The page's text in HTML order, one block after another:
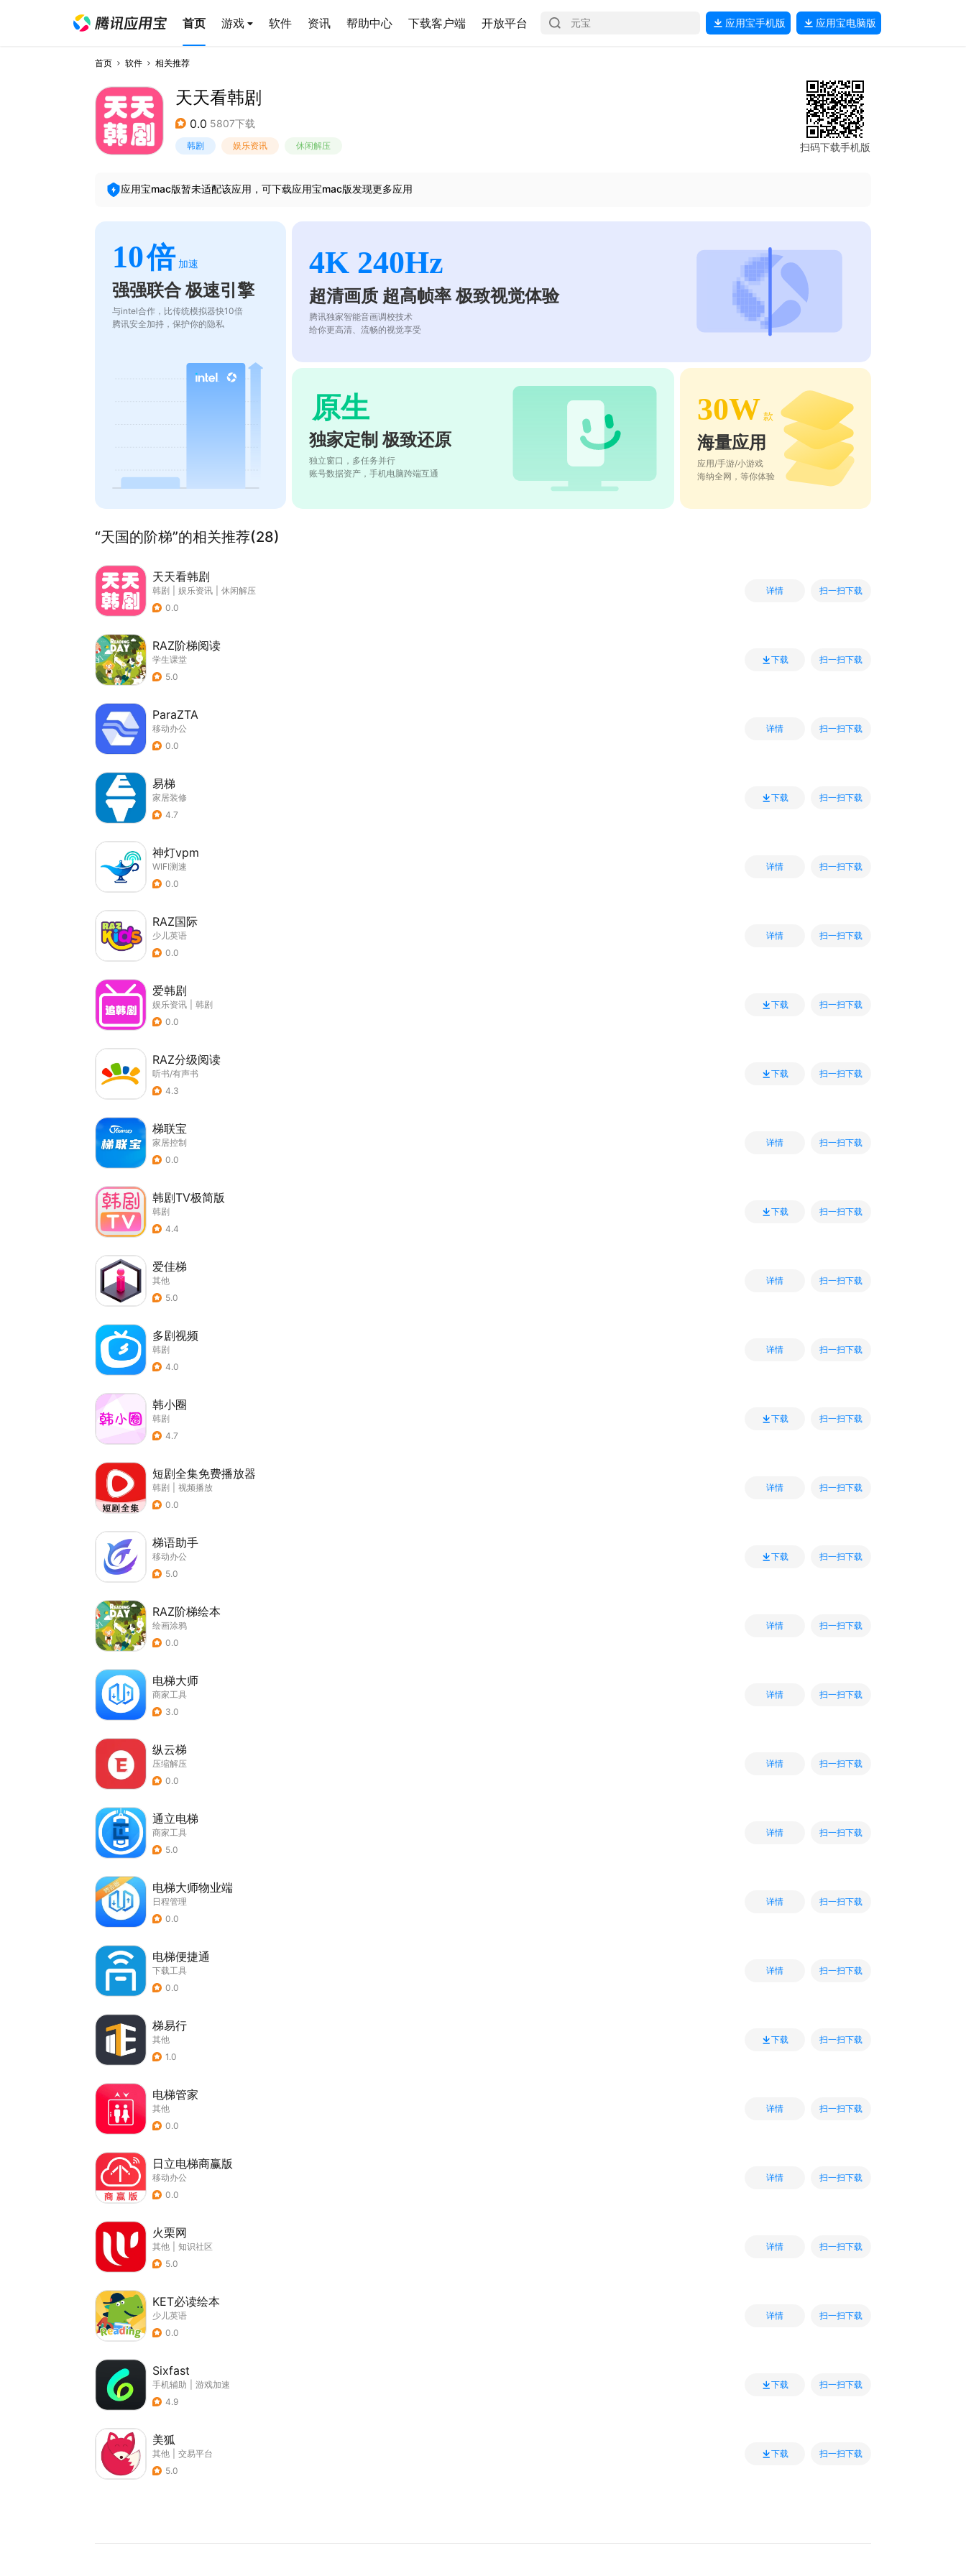
首页 游戏 软件 资讯 帮助中心 下载客户端 开放平台 应用宝手机版 应用宝电脑版
首页 软件 相关推荐
天天看韩剧
0.0 5807下载
韩剧 娱乐资讯 休闲解压 扫码下载手机版
应用宝mac版暂未适配该应用，可下载应用宝mac版发现更多应用
10倍 加速
强强联合 极速引擎
与intel合作，比传统模拟器快10倍
腾讯安全加持，保护你的隐私
4K 240Hz
超清画质 超高帧率 极致视觉体验
腾讯独家智能音画调校技术
给你更高清、流畅的视觉享受
原生
独家定制 极致还原
独立窗口，多任务并行
账号数据资产，手机电脑跨端互通
30W 款
海量应用
应用/手游/小游戏
海纳全网，等你体验
“天国的阶梯”的相关推荐(28)
天天看韩剧
韩剧 娱乐资讯
休闲解压
0.0
详情 扫一扫下载
RAZ阶梯阅读
学生课堂
5.0
下载 扫一扫下载
ParaZTA
移动办公
0.0
详情 扫一扫下载
易梯
家居装修
4.7
下载 扫一扫下载
神灯vpm
WIFI测速
0.0
详情 扫一扫下载
RAZ国际
少儿英语
0.0
详情 扫一扫下载
爱韩剧
娱乐资讯
韩剧
0.0
下载 扫一扫下载
RAZ分级阅读
听书/有声书
4.3
下载 扫一扫下载
梯联宝
家居控制
0.0
详情 扫一扫下载
韩剧TV极简版
韩剧
4.4
下载 扫一扫下载
爱佳梯
其他
5.0
详情 扫一扫下载
多剧视频
韩剧
4.0
详情 扫一扫下载
韩小圈
韩剧
4.7
下载 扫一扫下载
短剧全集免费播放器
韩剧
视频播放
0.0
详情 扫一扫下载
梯语助手
移动办公
5.0
下载 扫一扫下载
RAZ阶梯绘本
绘画涂鸦
0.0
详情 扫一扫下载
电梯大师
商家工具
3.0
详情 扫一扫下载
纵云梯
压缩解压
0.0
详情 扫一扫下载
通立电梯
商家工具
5.0
详情 扫一扫下载
电梯大师物业端
日程管理
0.0
详情 扫一扫下载
电梯便捷通
下载工具
0.0
详情 扫一扫下载
梯易行
其他
1.0
下载 扫一扫下载
电梯管家
其他
0.0
详情 扫一扫下载
日立电梯商赢版
移动办公
0.0
详情 扫一扫下载
火栗网
其他
知识社区
5.0
详情 扫一扫下载
KET必读绘本
少儿英语
0.0
详情 扫一扫下载
Sixfast
手机辅助
游戏加速
4.9
下载 扫一扫下载
美狐
其他
交易平台
5.0
下载 扫一扫下载